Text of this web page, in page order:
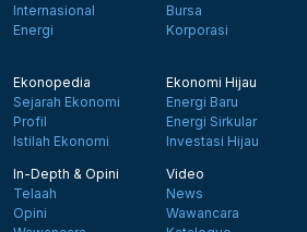
Internasional
Energi
Bursa
Korporasi
Ekonopedia
Sejarah Ekonomi
Profil
Istilah Ekonomi
Ekonomi Hijau
Energi Baru
Energi Sirkular
Investasi Hijau
In-Depth & Opini
Telaah
Opini
Video
News
Wawancara